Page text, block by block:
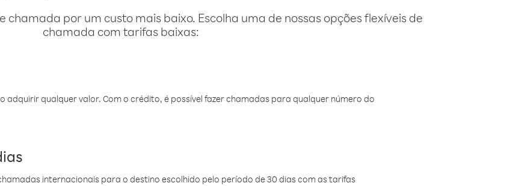
chamada por um custo mais baixo. Escolha uma de nossas opções flexíveis de
chamada com tarifas baixas:
adquirir qualquer valor. Com o crédito, é possível fazer chamadas para qualquer número do
internacionais para o destino escolhido pelo período de 30 dias com as tarifas